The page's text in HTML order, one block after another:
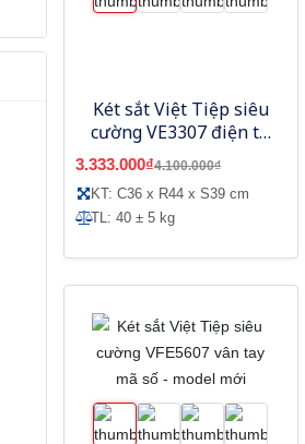
Két sắt Việt Tiệp siêu
cường VE3307 điện tử
báo động - Model mới
3.333.000₫4.100.000₫
KT: C36 x R44 x S39 cm
TL: 40 ± 5 kg